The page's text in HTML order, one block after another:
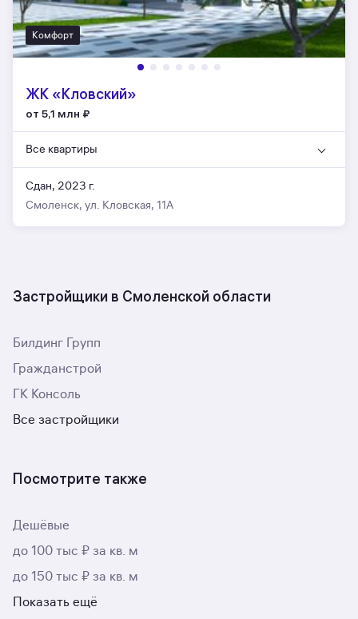
Комфорт
ЖК «Кловский»
от 5,1 млн ₽
Все квартиры
Сдан, 2023 г.
Смоленск, ул. Кловская, 11А
Застройщики в Смоленской области
Билдинг Групп
Гражданстрой
ГК Консоль
Все застройщики
Посмотрите также
Дешёвые
до 100 тыс ₽ за кв. м
до 150 тыс ₽ за кв. м
Показать ещё